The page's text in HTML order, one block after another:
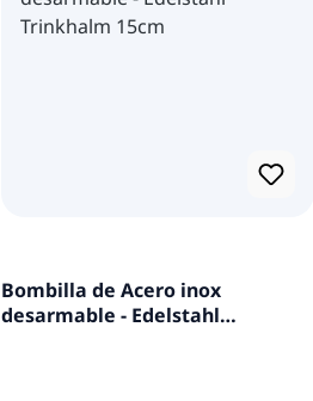
Bombilla de Acero inox
desarmable - Edelstahl